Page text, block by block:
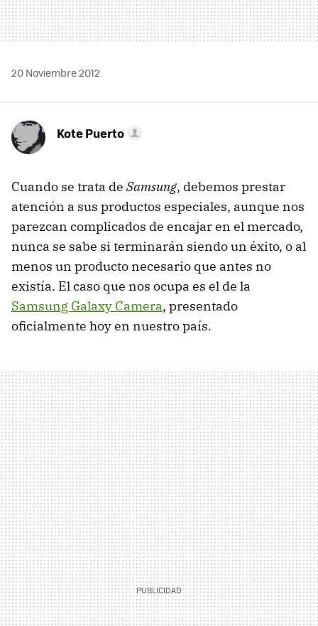
20 Noviembre 2012
Kote Puerto
Cuando se trata de Samsung, debemos prestar
atención a sus productos especiales, aunque nos
parezcan complicados de encajar en el mercado,
nunca se sabe si terminarán siendo un éxito, o al
menos un producto necesario que antes no
existía. El caso que nos ocupa es el de la
Samsung Galaxy Camera, presentado
oficialmente hoy en nuestro país.